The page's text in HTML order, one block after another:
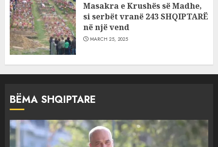
Masakra e Krushës së Madhe,
si serbët vranë 243 SHQIPTARË
në një vend
MARCH 25, 2025
BËMA SHQIPTARE